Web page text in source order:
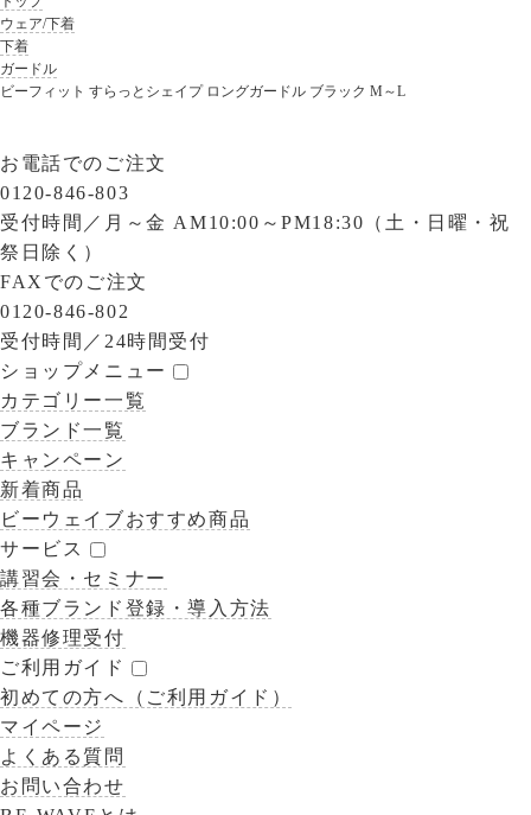
ウェア/下着
下着
ガードル
ビーフィット すらっとシェイプ ロングガードル ブラック M～L
お電話でのご注文
0120-846-803
受付時間／ 月～金 AM10:00～PM18:30（土・日曜・祝
祭日除く）
FAXでのご注文
0120-846-802
受付時間／ 24時間受付
ショップメニュー
カテゴリー一覧
ブランド一覧
キャンペーン
新着商品
ビーウェイブおすすめ商品
サービス
講習会・セミナー
各種ブランド登録・導入方法
機器修理受付
ご利用ガイド
初めての方へ（ご利用ガイド）
マイページ
よくある質問
お問い合わせ